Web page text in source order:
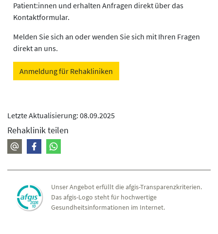
Patient:innen und erhalten Anfragen direkt über das
Kontaktformular.
Melden Sie sich an oder wenden Sie sich mit Ihren Fragen
direkt an uns.
Anmeldung für Rehakliniken
Letzte Aktualisierung: 08.09.2025
Rehaklinik teilen
Unser Angebot erfüllt die afgis-Transparenzkriterien.
Das afgis-Logo steht für hochwertige
Gesundheitsinformationen im Internet.